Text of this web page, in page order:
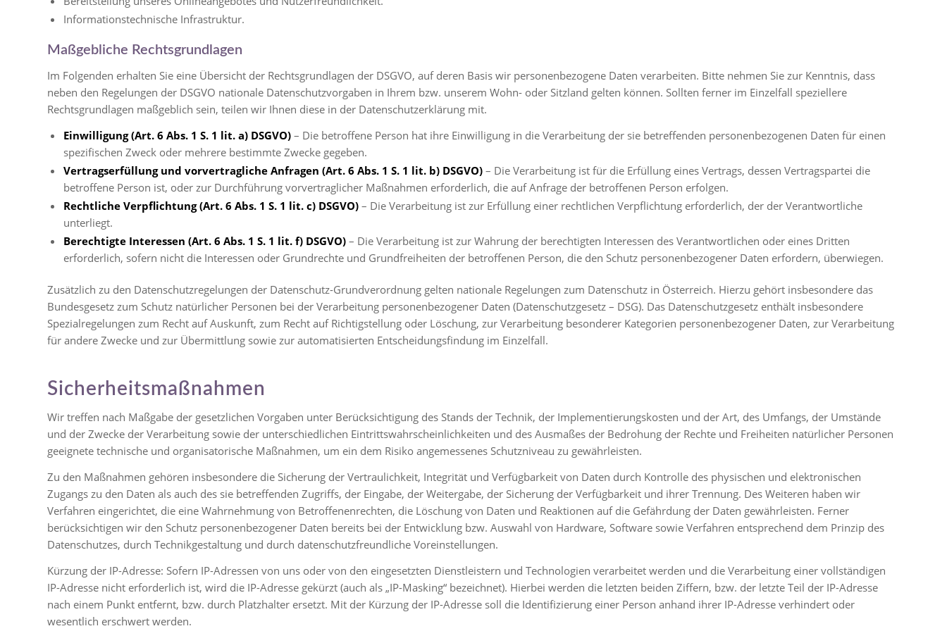
Informationstechnische Infrastruktur.
Maßgebliche Rechtsgrundlagen
Im Folgenden erhalten Sie eine Übersicht der Rechtsgrundlagen der DSGVO, auf deren Basis wir personenbezogene Daten verarbeiten. Bitte nehmen Sie zur Kenntnis, dass
neben den Regelungen der DSGVO nationale Datenschutzvorgaben in Ihrem bzw. unserem Wohn- oder Sitzland gelten können. Sollten ferner im Einzelfall speziellere
Rechtsgrundlagen maßgeblich sein, teilen wir Ihnen diese in der Datenschutzerklärung mit.
Einwilligung (Art. 6 Abs. 1 S. 1 lit. a) DSGVO) – Die betroffene Person hat ihre Einwilligung in die Verarbeitung der sie betreffenden personenbezogenen Daten für einen
spezifischen Zweck oder mehrere bestimmte Zwecke gegeben.
Vertragserfüllung und vorvertragliche Anfragen (Art. 6 Abs. 1 S. 1 lit. b) DSGVO) – Die Verarbeitung ist für die Erfüllung eines Vertrags, dessen Vertragspartei die
betroffene Person ist, oder zur Durchführung vorvertraglicher Maßnahmen erforderlich, die auf Anfrage der betroffenen Person erfolgen.
Rechtliche Verpflichtung (Art. 6 Abs. 1 S. 1 lit. c) DSGVO) – Die Verarbeitung ist zur Erfüllung einer rechtlichen Verpflichtung erforderlich, der der Verantwortliche
unterliegt.
Berechtigte Interessen (Art. 6 Abs. 1 S. 1 lit. f) DSGVO) – Die Verarbeitung ist zur Wahrung der berechtigten Interessen des Verantwortlichen oder eines Dritten
erforderlich, sofern nicht die Interessen oder Grundrechte und Grundfreiheiten der betroffenen Person, die den Schutz personenbezogener Daten erfordern, überwiegen.
Zusätzlich zu den Datenschutzregelungen der Datenschutz-Grundverordnung gelten nationale Regelungen zum Datenschutz in Österreich. Hierzu gehört insbesondere das
Bundesgesetz zum Schutz natürlicher Personen bei der Verarbeitung personenbezogener Daten (Datenschutzgesetz – DSG). Das Datenschutzgesetz enthält insbesondere
Spezialregelungen zum Recht auf Auskunft, zum Recht auf Richtigstellung oder Löschung, zur Verarbeitung besonderer Kategorien personenbezogener Daten, zur Verarbeitung
für andere Zwecke und zur Übermittlung sowie zur automatisierten Entscheidungsfindung im Einzelfall.
Sicherheitsmaßnahmen
Wir treffen nach Maßgabe der gesetzlichen Vorgaben unter Berücksichtigung des Stands der Technik, der Implementierungskosten und der Art, des Umfangs, der Umstände
und der Zwecke der Verarbeitung sowie der unterschiedlichen Eintrittswahrscheinlichkeiten und des Ausmaßes der Bedrohung der Rechte und Freiheiten natürlicher Personen
geeignete technische und organisatorische Maßnahmen, um ein dem Risiko angemessenes Schutzniveau zu gewährleisten.
Zu den Maßnahmen gehören insbesondere die Sicherung der Vertraulichkeit, Integrität und Verfügbarkeit von Daten durch Kontrolle des physischen und elektronischen
Zugangs zu den Daten als auch des sie betreffenden Zugriffs, der Eingabe, der Weitergabe, der Sicherung der Verfügbarkeit und ihrer Trennung. Des Weiteren haben wir
Verfahren eingerichtet, die eine Wahrnehmung von Betroffenenrechten, die Löschung von Daten und Reaktionen auf die Gefährdung der Daten gewährleisten. Ferner
berücksichtigen wir den Schutz personenbezogener Daten bereits bei der Entwicklung bzw. Auswahl von Hardware, Software sowie Verfahren entsprechend dem Prinzip des
Datenschutzes, durch Technikgestaltung und durch datenschutzfreundliche Voreinstellungen.
Kürzung der IP-Adresse: Sofern IP-Adressen von uns oder von den eingesetzten Dienstleistern und Technologien verarbeitet werden und die Verarbeitung einer vollständigen
IP-Adresse nicht erforderlich ist, wird die IP-Adresse gekürzt (auch als „IP-Masking“ bezeichnet). Hierbei werden die letzten beiden Ziffern, bzw. der letzte Teil der IP-Adresse
nach einem Punkt entfernt, bzw. durch Platzhalter ersetzt. Mit der Kürzung der IP-Adresse soll die Identifizierung einer Person anhand ihrer IP-Adresse verhindert oder
wesentlich erschwert werden.